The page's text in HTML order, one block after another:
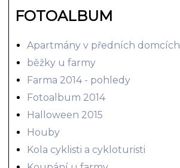
FOTOALBUM
Apartmány v předních domcích
běžky u farmy
Farma 2014 - pohledy
Fotoalbum 2014
Halloween 2015
Houby
Kola cyklisti a cykloturisti